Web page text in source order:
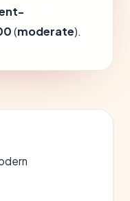
(moderate).